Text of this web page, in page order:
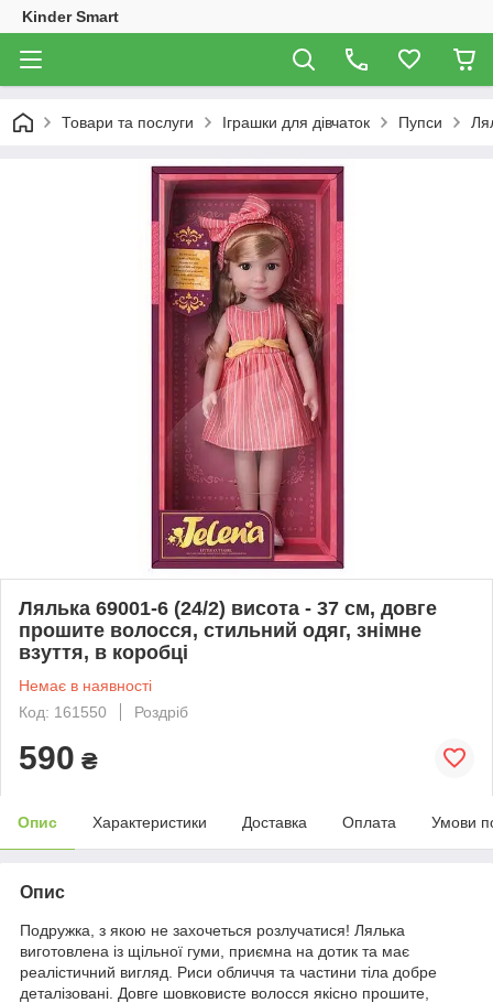
Kinder Smart
Товари та послуги Іграшки для дівчаток Пупси
Лялька 69001-6 (24/2) висота - 37 см, довге
прошите волосся, стильний одяг, знімне
взуття, в коробці
Немає в наявності
Код: 161550
Роздріб
590 ₴
Опис Характеристики Доставка Оплата Умови
Опис
Подружка, з якою не захочеться розлучатися! Лялька
виготовлена із щільної гуми, приємна на дотик та має
реалістичний вигляд. Риси обличчя та частини тіла добре
деталізовані. Довге шовковисте волосся якісно прошите,